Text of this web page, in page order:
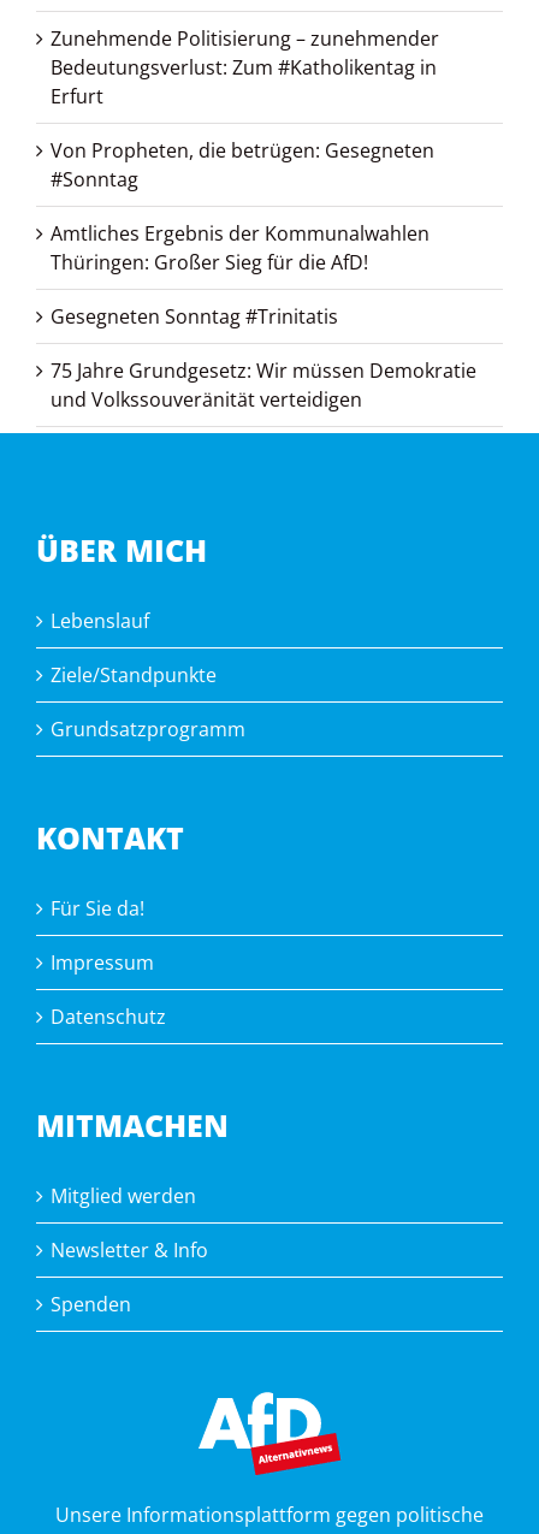
Zunehmende Politisierung – zunehmender
Bedeutungsverlust: Zum #Katholikentag in
Erfurt
Von Propheten, die betrügen: Gesegneten
#Sonntag
Amtliches Ergebnis der Kommunalwahlen
Thüringen: Großer Sieg für die AfD!
Gesegneten Sonntag #Trinitatis
75 Jahre Grundgesetz: Wir müssen Demokratie
und Volkssouveränität verteidigen
ÜBER MICH
Lebenslauf
Ziele/Standpunkte
Grundsatzprogramm
KONTAKT
Für Sie da!
Impressum
Datenschutz
MITMACHEN
Mitglied werden
Newsletter & Info
Spenden
Unsere Informationsplattform gegen politische